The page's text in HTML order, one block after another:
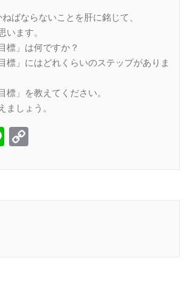
ばならないことを肝に銘じて、
います。
標」は何ですか？
標」にはどれくらいのステップがありま
標」を教えてください。
ましょう。
Line